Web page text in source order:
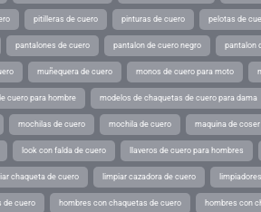
pitilleras de cuero pinturas de cuero pelotas de
pantalones de cuero pantalon de cuero negro pantalon
muñequera de cuero monos de cuero para moto
cuero para hombre modelos de chaquetas de cuero para dama
mochilas de cuero mochila de cuero maquina de
look con falda de cuero llaveros de cuero para hombres
chaqueta de cuero limpiar cazadora de cuero
de cuero hombres con chaquetas de cuero hombres con